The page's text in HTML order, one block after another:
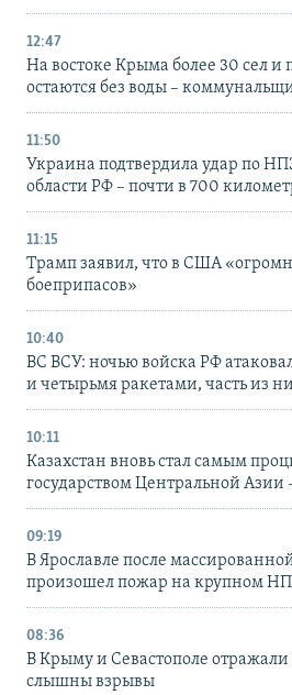
12:47
На востоке Крыма более 30 сел и
остаются без воды –
11:50
Украина подтвердила удар по
области РФ – почти в 700
11:15
Трамп заявил, что в США
боеприпасов»
10:40
ВС ВСУ: ночью войска РФ
и четырьмя ракетами, часть из
10:11
Казахстан вновь стал самым
государством Центральной Азии
09:19
В Ярославле после
произошел пожар на крупном
08:36
В Крыму и Севастополе
слышны взрывы